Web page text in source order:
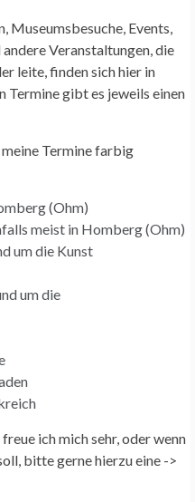
Museumsbesuche, Events,
Veranstaltungen, die
leite, finden sich hier in
Termine gibt es jeweils einen
Termine farbig
(Ohm)
meist in Homberg (Ohm)
um die Kunst
um die
ich mich sehr, oder wenn
bitte gerne hierzu eine ->